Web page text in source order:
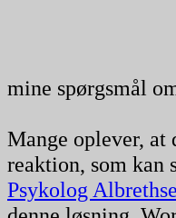
mine spørgsmål
Mange oplever, at
reaktion, som kan
Psykolog